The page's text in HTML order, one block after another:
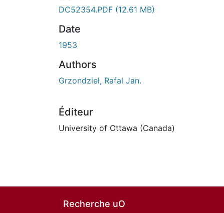
DC52354.PDF (12.61 MB)
Date
1953
Authors
Grzondziel, Rafal Jan.
Éditeur
University of Ottawa (Canada)
Recherche uO